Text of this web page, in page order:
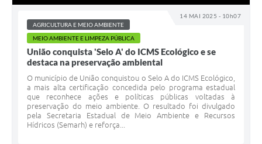
14 MAI 2025 - 10h07
AGRICULTURA E MEIO AMBIENTE
MEIO AMBIENTE E LIMPEZA PÚBLICA
União conquista 'Selo A' do ICMS Ecológico e se
destaca na preservação ambiental
O município de União conquistou o Selo A do ICMS Ecológico,
a mais alta certificação concedida pelo programa estadual
que reconhece ações e políticas públicas voltadas à
preservação do meio ambiente. O resultado foi divulgado
pela Secretaria Estadual de Meio Ambiente e Recursos
Hídricos (Semarh) e reforça...